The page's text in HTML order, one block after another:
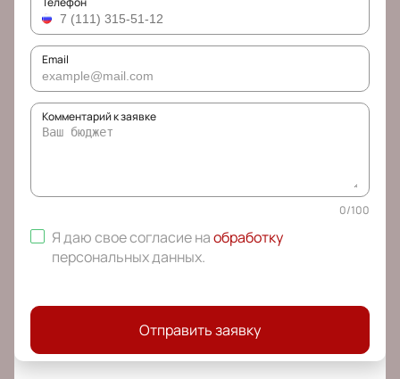
Email
Комментарий к заявке
0/100
Я даю свое согласие наобработку
персональных данных.
Отправить заявку